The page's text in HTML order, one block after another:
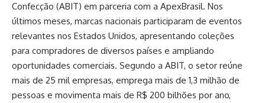
Confecção (ABIT) em parceria com a ApexBrasil. Nos
últimos meses, marcas nacionais participaram de eventos
relevantes nos Estados Unidos, apresentando coleções
para compradores de diversos países e ampliando
oportunidades comerciais. Segundo a ABIT, o setor reúne
mais de 25 mil empresas, emprega mais de 1,3 milhão de
pessoas e movimenta mais de R$ 200 bilhões por ano,